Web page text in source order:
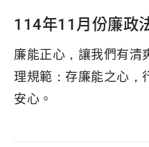
114年11月份廉政
廉能正心，讓我們有清
理規範：存廉能之心，
安心。